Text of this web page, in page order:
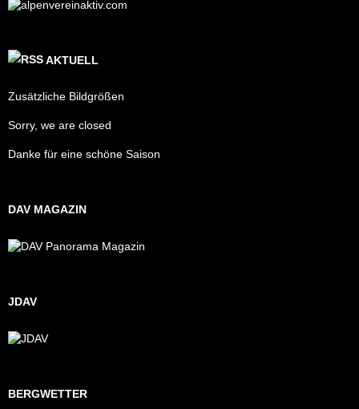
AKTUELL
Zusätzliche Bildgrößen
Sorry, we are closed
Danke für eine schöne Saison
DAV MAGAZIN
JDAV
BERGWETTER